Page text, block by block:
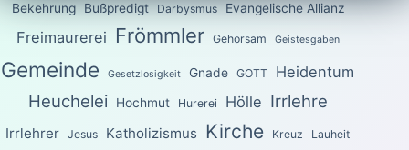
Bekehrung Bußpredigt Darbysmus Evangelische Allianz
Freimaurerei Frömmler Gehorsam Geistesgaben
Gemeinde Gesetzlosigkeit Gnade GOTT Heidentum
Heuchelei Hochmut Hurerei Hölle Irrlehre
Irrlehrer Jesus Katholizismus Kirche Kreuz Lauheit